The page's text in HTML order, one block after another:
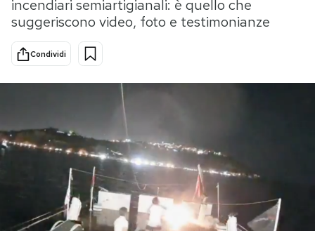
Cultura
Sport
Europa
NEWSLETTER
I MIEI PREFERITI
incendiari semiartigianali: è quello che
suggeriscono video, foto e testimonianze
Condividi